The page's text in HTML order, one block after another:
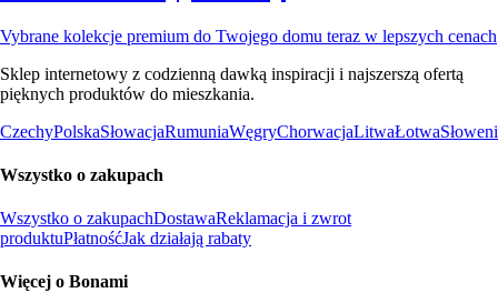
Vybrane kolekcje premium do Twojego domu teraz w lepszych cenach
Sklep internetowy z codzienną dawką inspiracji i najszerszą ofertą
pięknych produktów do mieszkania.
CzechyPolskaSłowacjaRumuniaWęgryChorwacjaLitwaŁotwa
Wszystko o zakupach
Wszystko o zakupachDostawaReklamacja i zwrot
produktuPłatnośćJak działają rabaty
Więcej o Bonami